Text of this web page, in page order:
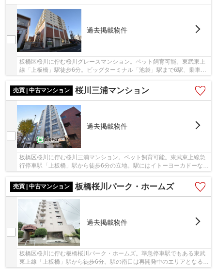
過去掲載物件
板橋区桜川に佇む桜川グレースマンション。ペット飼育可能。東武東上
線「上板橋」駅徒歩6分。ビッグターミナル「池袋」駅まで6駅、乗車時
売買 | 中古マンション
桜川三浦マンション
過去掲載物件
板橋区桜川に佇む桜川三浦マンション。ペット飼育可能。東武東上線急
行停車駅「上板橋」駅から徒歩6分の立地。駅にはイトーヨーカドーなど
売買 | 中古マンション
板橋桜川パーク・ホームズ
過去掲載物件
板橋区桜川に佇む板橋桜川パーク・ホームズ。準急停車駅でもある東武
東上線「上板橋」駅から徒歩6分。駅の南口は再開発中のエリアとなるた